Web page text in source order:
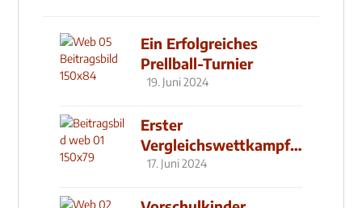
Ein Erfolgreiches
Prellball-Turnier
19. Juni 2024
Erster
Vergleichswettkampf
seit 2019
17. Juni 2024